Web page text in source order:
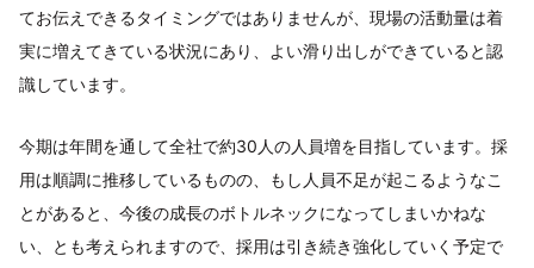
てお伝えできるタイミングではありませんが、現場の活動量は着
実に増えてきている状況にあり、よい滑り出しができていると認
識しています。
今期は年間を通して全社で約30人の人員増を目指しています。採
用は順調に推移しているものの、もし人員不足が起こるようなこ
とがあると、今後の成長のボトルネックになってしまいかねな
い、とも考えられますので、採用は引き続き強化していく予定で